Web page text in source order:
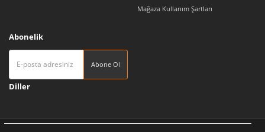
Mağaza Kullanım Şartları
Abonelik
Abone Ol
Diller